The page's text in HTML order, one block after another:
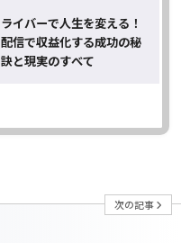
ライバーで人生を変える！
配信で収益化する成功の秘
訣と現実のすべて
次の記事